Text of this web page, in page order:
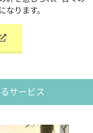
ります。
サービス